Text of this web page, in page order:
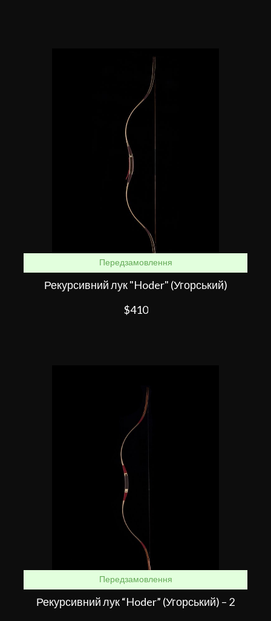
Передзамовлення
Рекурсивний лук "Hoder" (Угорський)
$410
Передзамовлення
Рекурсивний лук “Hoder” (Угорський) – 2